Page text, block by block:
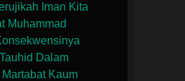
Iman Kita
Muhammad
Dalam
Kaum